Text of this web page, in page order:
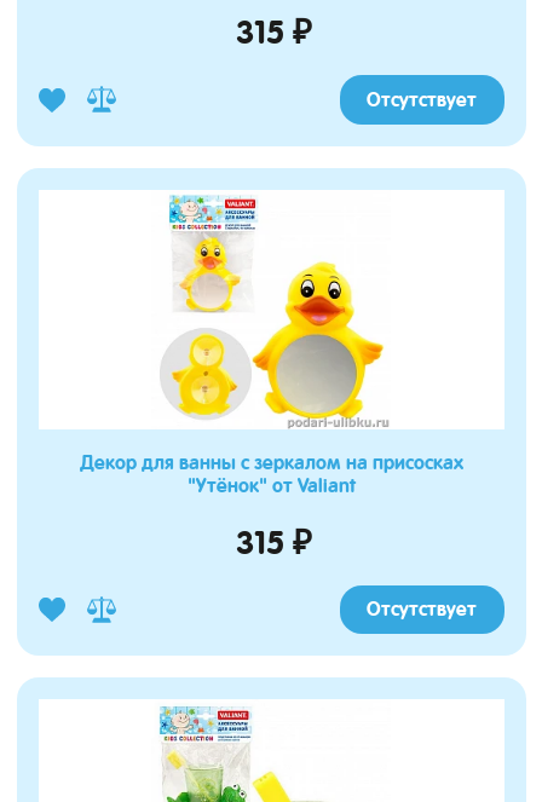
315 ₽
Отсутствует
Декор для ванны с зеркалом на присосках
"Утёнок" от Valiant
315 ₽
Отсутствует